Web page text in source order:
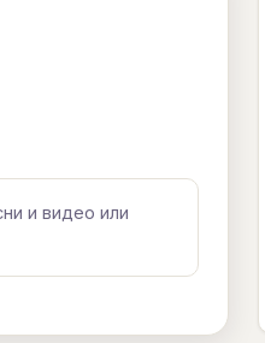
и видео или